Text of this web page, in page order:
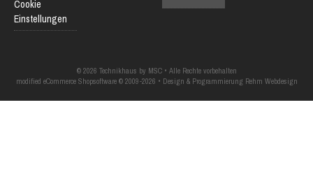
Cookie
Einstellungen
© 2026 Technikhaus by MSC • Alle Rechte vorbehalten
modified eCommerce Shopsoftware © 2009-2026 • Design & Programmierung Rehm Webdesign